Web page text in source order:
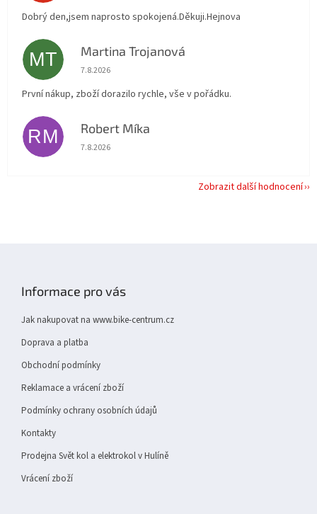
Dobrý den,jsem naprosto spokojená.Děkuji.Hejnova
MT Martina Trojanová
Hodnocení obchodu je 5 z 5 hvězdiček.
7.8.2026
První nákup, zboží dorazilo rychle, vše v pořádku.
RM Robert Míka
Hodnocení obchodu je 5 z 5 hvězdiček.
7.8.2026
Zobrazit další hodnocení
Informace pro vás
Jak nakupovat na www.bike-centrum.cz
Doprava a platba
Obchodní podmínky
Reklamace a vrácení zboží
Podmínky ochrany osobních údajů
Kontakty
Prodejna Svět kol a elektrokol v Hulíně
Vrácení zboží